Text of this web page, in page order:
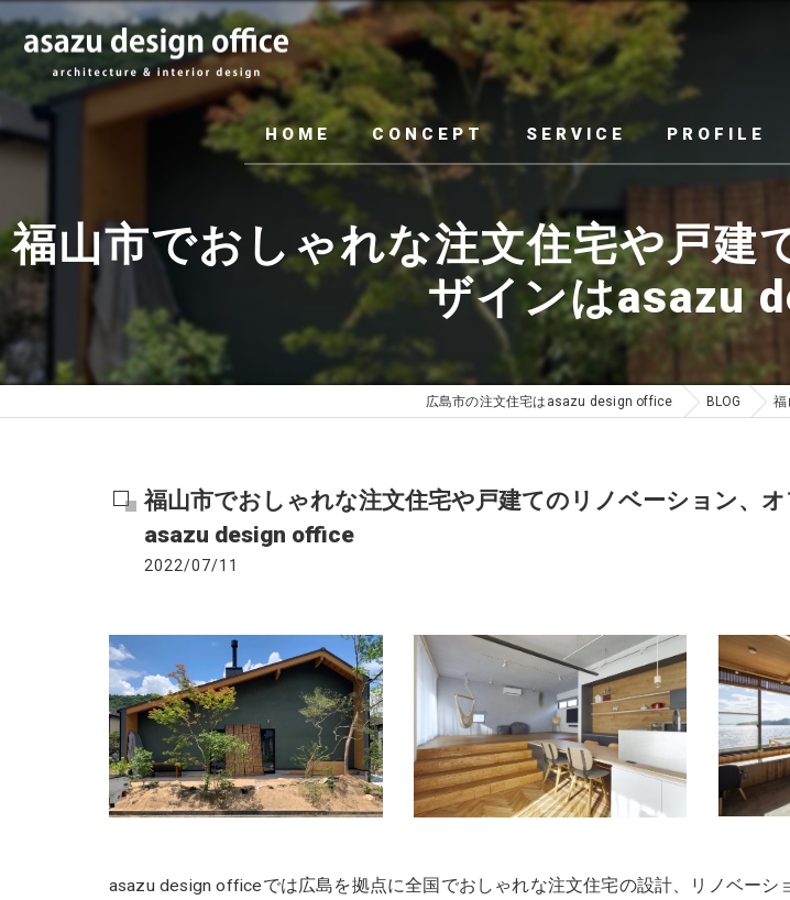
HOME CONCEPT SERVICE PROFILE
福山市でおしゃれな注文住宅や戸建
ザインはasazu
広島市の注文住宅はasazu design office BLOG 福
福山市でおしゃれな注文住宅や戸建てのリノベーション、
asazu design office
2022/07/11
asazu design officeでは広島を拠点に全国でおしゃれな注文住宅の設計、リノベーシ